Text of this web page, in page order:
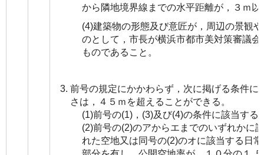
から隣地境界線までの水平距離が，３ｍ
(4)建築物の形態及び意匠が，周辺の景観
のとして，市長が横浜市都市美対策審議
ものであること。
前号の規定にかかわらず，次に掲げる条件に
さは，４５ｍを超えることができる。
(1)前号の(1)，(3)及び(4)の条件に該当する
(2)前号の(2)のアからエまでのいずれかに
れた空地又は同号の(2)のオに該当する日